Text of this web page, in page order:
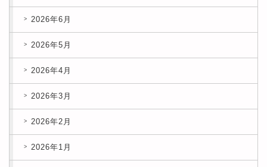
2026年6月
2026年5月
2026年4月
2026年3月
2026年2月
2026年1月